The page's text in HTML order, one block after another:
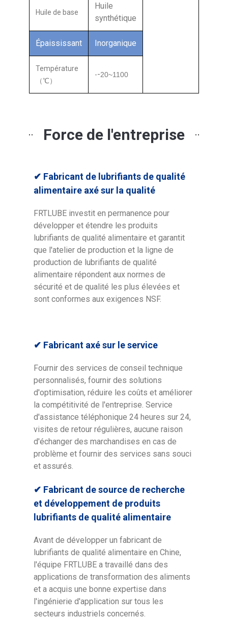
Huile de base
Huile
synthétique
Épaississant Inorganique
Température
（℃）
--20~1100
Force de l'entreprise
✔ Fabricant de lubrifiants de qualité
alimentaire axé sur la qualité
FRTLUBE investit en permanence pour
développer et étendre les produits
lubrifiants de qualité alimentaire et garantit
que l'atelier de production et la ligne de
production de lubrifiants de qualité
alimentaire répondent aux normes de
sécurité et de qualité les plus élevées et
sont conformes aux exigences NSF.
✔ Fabricant axé sur le service
Fournir des services de conseil technique
personnalisés, fournir des solutions
d'optimisation, réduire les coûts et améliorer
la compétitivité de l'entreprise. Service
d'assistance téléphonique 24 heures sur 24,
visites de retour régulières, aucune raison
d'échanger des marchandises en cas de
problème et fournir des services sans souci
et assurés.
✔ Fabricant de source de recherche
et développement de produits
lubrifiants de qualité alimentaire
Avant de développer un fabricant de
lubrifiants de qualité alimentaire en Chine,
l'équipe FRTLUBE a travaillé dans des
applications de transformation des aliments
et a acquis une bonne expertise dans
l'ingénierie d'application sur tous les
secteurs industriels concernés.